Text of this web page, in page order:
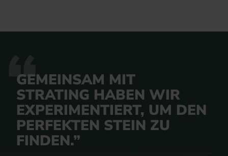
GEMEINSAM MIT
STRATING HABEN WIR
EXPERIMENTIERT, UM DEN
PERFEKTEN STEIN ZU
FINDEN.